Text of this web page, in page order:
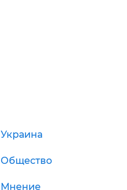
Украина
Общество
Мнение